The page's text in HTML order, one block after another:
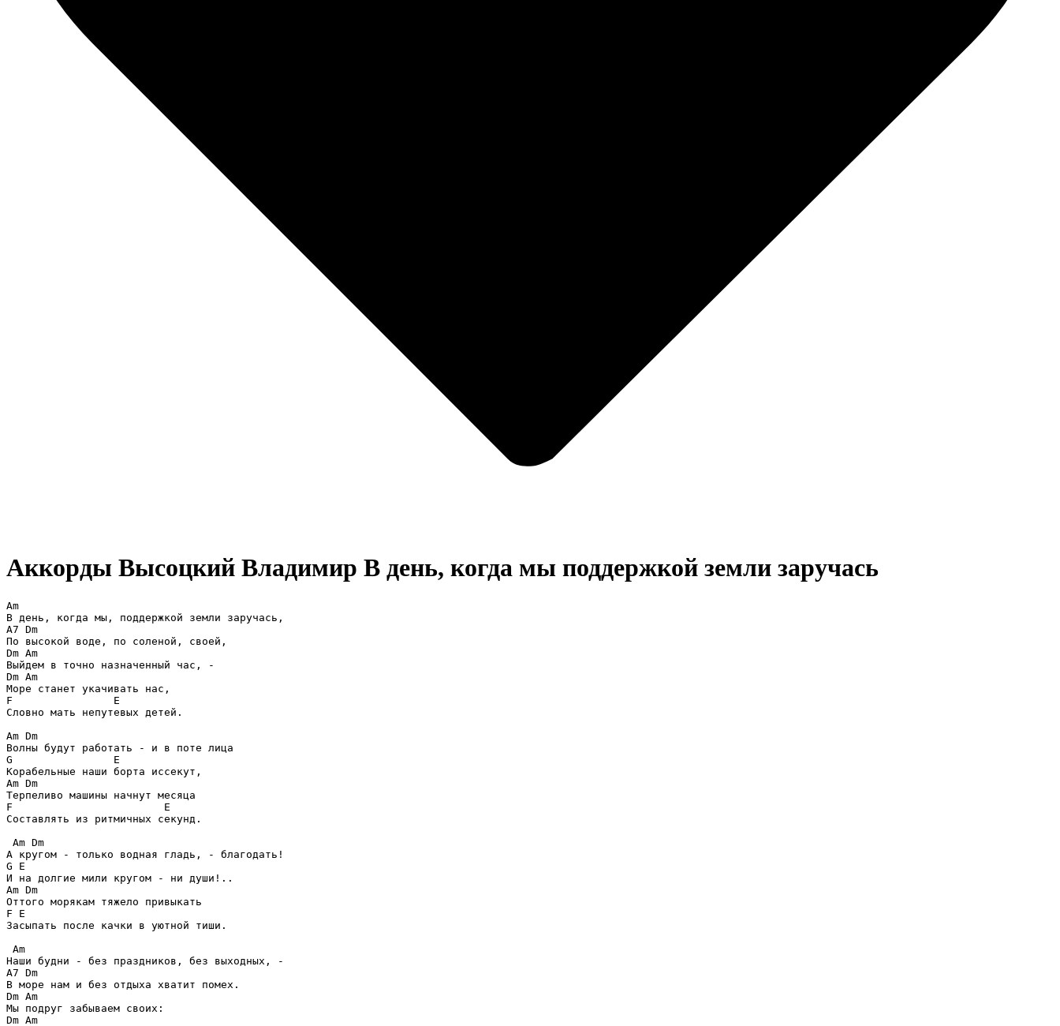
Аккорды Высоцкий Владимир В день, когда мы поддержкой земли заручась
Am
В день, когда мы, поддержкой земли заручась,
A7 Dm
По высокой воде, по соленой, своей,
Dm Am
Выйдем в точно назначенный час, -
Dm Am
Море станет укачивать нас,
F		 E
Словно мать непутевых детей.
Am Dm
Волны будут работать - и в поте лица
G		 E
Корабельные наши борта иссекут,
Am Dm
Терпеливо машины начнут месяца
F			 E
Составлять из ритмичных секунд.
Am Dm
А кругом - только водная гладь, - благодать!
G E
И на долгие мили кругом - ни души!..
Am Dm
Оттого морякам тяжело привыкать
F E
Засыпать после качки в уютной тиши.
Am
Наши будни - без праздников, без выходных, -
A7 Dm
В море нам и без отдыха хватит помех.
Dm Am
Мы подруг забываем своих:
Dm Am